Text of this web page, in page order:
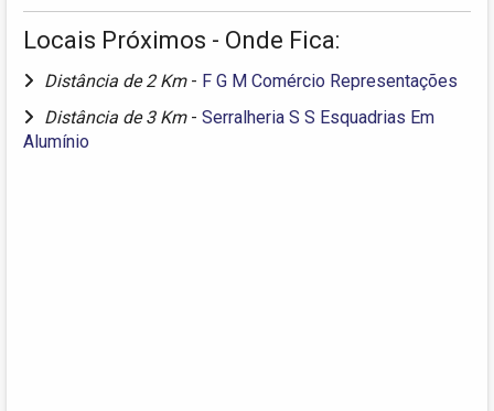
Locais Próximos - Onde Fica:
Distância de 2 Km - F G M Comércio Representações
Distância de 3 Km - Serralheria S S Esquadrias Em
Alumínio